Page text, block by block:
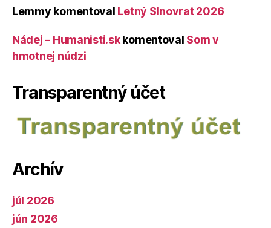
Lemmy komentoval Letný Slnovrat 2026
Nádej – Humanisti.skkomentoval Som v
hmotnej núdzi
Transparentný účet
Archív
júl 2026
jún 2026